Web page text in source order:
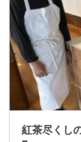
紅茶尽くし